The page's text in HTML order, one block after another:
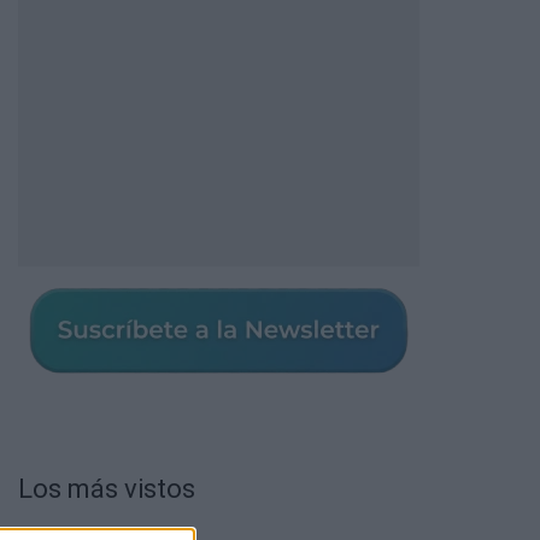
Los más vistos